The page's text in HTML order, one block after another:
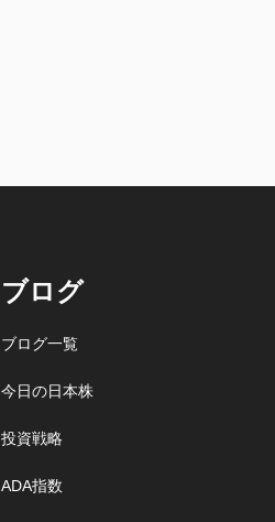
ブログ
ブログ一覧
今日の日本株
投資戦略
ADA指数